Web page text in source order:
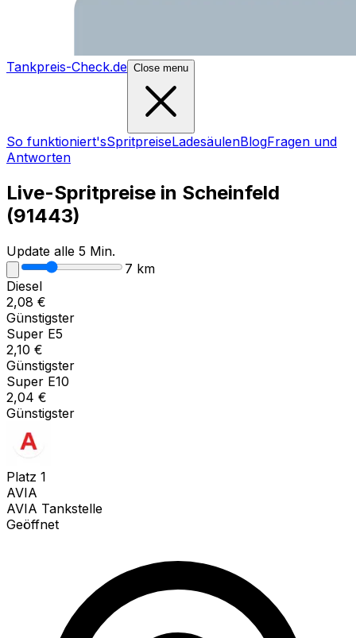
Tankpreis-Check.de Close menu
So funktioniert'sSpritpreiseLadesäulenBlogFragen und
Antworten
Live-Spritpreise in Scheinfeld
(91443)
Update alle 5 Min.
7 km
Diesel
2,08 €
Günstigster
Super E5
2,10 €
Günstigster
Super E10
2,04 €
Günstigster
Platz 1
AVIA
AVIA Tankstelle
Geöffnet